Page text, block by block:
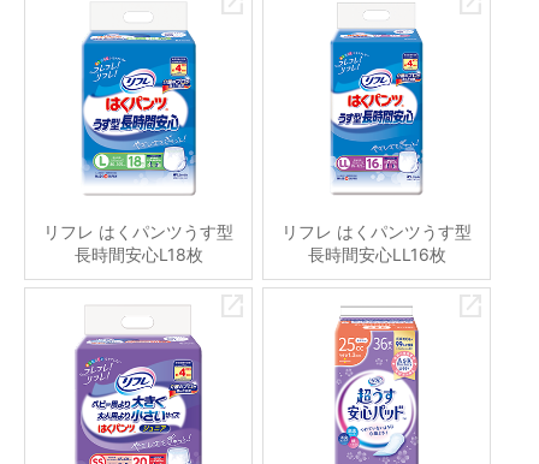
リフレ はくパンツうす型
長時間安心L18枚
リフレ はくパンツうす型
長時間安心LL16枚